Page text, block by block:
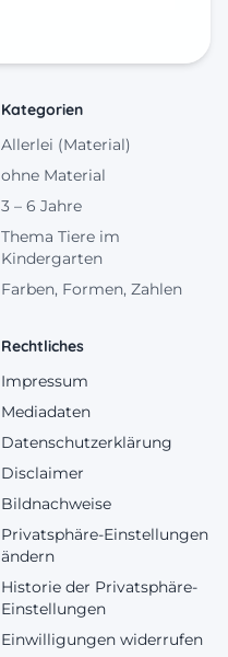
Kategorien
Allerlei (Material)
ohne Material
3 – 6 Jahre
Thema Tiere im
Kindergarten
Farben, Formen, Zahlen
Rechtliches
Impressum
Mediadaten
Datenschutzerklärung
Disclaimer
Bildnachweise
Privatsphäre-Einstellungen
ändern
Historie der Privatsphäre-
Einstellungen
Einwilligungen widerrufen